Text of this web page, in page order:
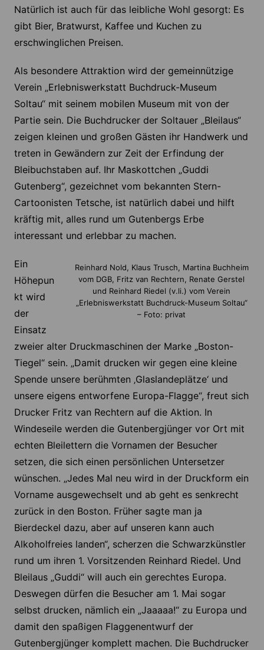
Natürlich ist auch für das leibliche Wohl gesorgt: Es
gibt Bier, Bratwurst, Kaffee und Kuchen zu
erschwinglichen Preisen.
Als besondere Attraktion wird der gemeinnützige
Verein „Erlebniswerkstatt Buchdruck-Museum
Soltau“ mit seinem mobilen Museum mit von der
Partie sein. Die Buchdrucker der Soltauer „Bleilaus“
zeigen kleinen und großen Gästen ihr Handwerk und
treten in Gewändern zur Zeit der Erfindung der
Bleibuchstaben auf. Ihr Maskottchen „Guddi
Gutenberg“, gezeichnet vom bekannten Stern-
Cartoonisten Tetsche, ist natürlich dabei und hilft
kräftig mit, alles rund um Gutenbergs Erbe
interessant und erlebbar zu machen.
Reinhard Nold, Klaus Trusch, Martina Buchheim
vom DGB, Fritz van Rechtern, Renate Gerstel
und Reinhard Riedel (v.li.) vom Verein
„Erlebniswerkstatt Buchdruck-Museum Soltau“
– Foto: privat
Ein
Höhepun
kt wird
der
Einsatz
zweier alter Druckmaschinen der Marke „Boston-
Tiegel“ sein. „Damit drucken wir gegen eine kleine
Spende unsere berühmten ‚Glaslandeplätze‘ und
unsere eigens entworfene Europa-Flagge“, freut sich
Drucker Fritz van Rechtern auf die Aktion. In
Windeseile werden die Gutenbergjünger vor Ort mit
echten Bleilettern die Vornamen der Besucher
setzen, die sich einen persönlichen Untersetzer
wünschen. „Jedes Mal neu wird in der Druckform ein
Vorname ausgewechselt und ab geht es senkrecht
zurück in den Boston. Früher sagte man ja
Bierdeckel dazu, aber auf unseren kann auch
Alkoholfreies landen“, scherzen die Schwarzkünstler
rund um ihren 1. Vorsitzenden Reinhard Riedel. Und
Bleilaus „Guddi“ will auch ein gerechtes Europa.
Deswegen dürfen die Besucher am 1. Mai sogar
selbst drucken, nämlich ein „Jaaaaa!“ zu Europa und
damit den spaßigen Flaggenentwurf der
Gutenbergjünger komplett machen. Die Buchdrucker